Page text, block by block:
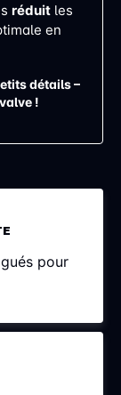
réduit les
en
détails –
!
pour